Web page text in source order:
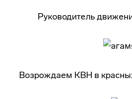
Руководитель
Возрождаем КВН в